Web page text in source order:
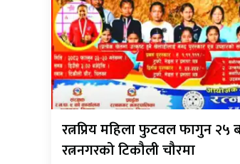
रत्नप्रिय महिला फुटवल फागुन २५
रत्ननगरको टिकौली चौरमा